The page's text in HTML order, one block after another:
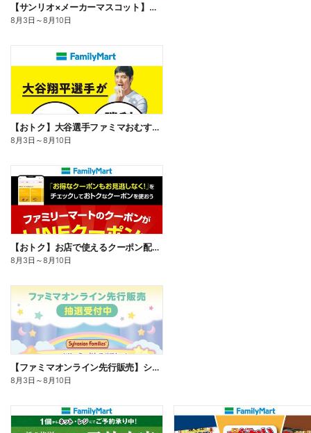
【サンリオ×メーカーマスコット】オリジナルグッズ貰える!
8月3日 ～8月10日
【おトク】大谷選手ファミマおむすび割
8月3日 ～8月10日
【おトク】お店で使えるクーポン配信中
8月3日 ～8月10日
【ファミマオンライン先行販売】シルバニアファミリー
8月3日 ～8月10日